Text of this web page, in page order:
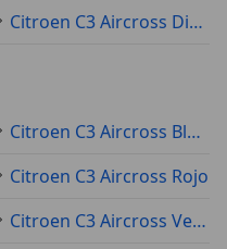
Citroen C3 Aircross Diésel
Citroen C3 Aircross Blanco
Citroen C3 Aircross Rojo
Citroen C3 Aircross Verde